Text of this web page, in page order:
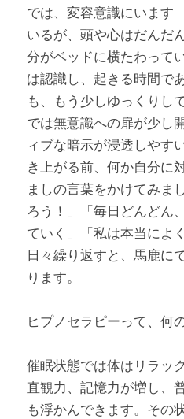
では、変容意識にいます
いるが、頭や心はだんだ
分がベッドに横たわって
は認識し、起きる時間で
も、もう少しゆっくりし
では無意識への扉が少し
ィブな暗示が浸透しやす
き上がる前、何か自分に
ましの言葉をかけてみま
ろう！」「毎日どんどん
ていく」「私は本当によ
日々繰り返すと、馬鹿に
ります。
ヒプノセラピーって、何
催眠状態では体はリラッ
直観力、記憶力が増し、
も浮かんできます。その